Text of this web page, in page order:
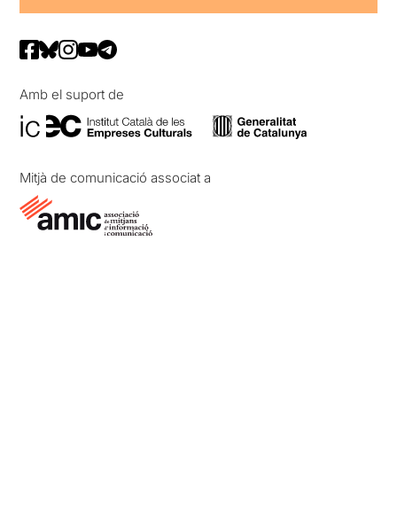
Amb el suport de
Mitjà de comunicació associat a